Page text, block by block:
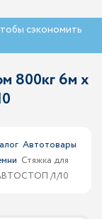
сэкономить
800кг 6м х
Автотовары
Стяжка для
АВТОСТОП /1/10